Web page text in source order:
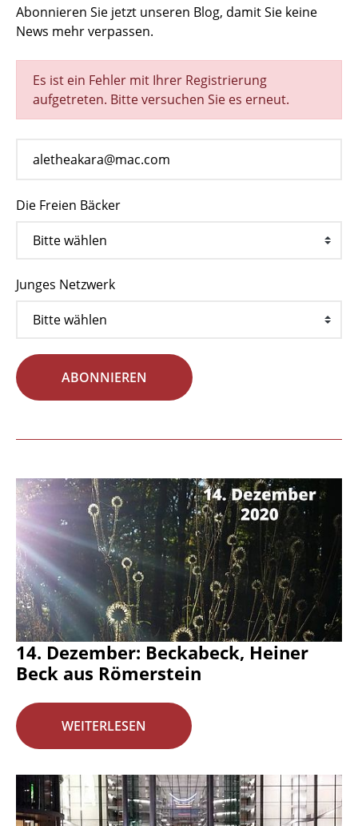
Abonnieren Sie jetzt unseren Blog, damit Sie keine
News mehr verpassen.
Es ist ein Fehler mit Ihrer Registrierung
aufgetreten. Bitte versuchen Sie es erneut.
Die Freien Bäcker
Junges Netzwerk
ABONNIEREN
14. Dezember: Beckabeck, Heiner
Beck aus Römerstein
WEITERLESEN